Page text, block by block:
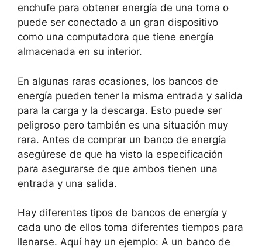
enchufe para obtener energía de una toma o
puede ser conectado a un gran dispositivo
como una computadora que tiene energía
almacenada en su interior.
En algunas raras ocasiones, los bancos de
energía pueden tener la misma entrada y salida
para la carga y la descarga. Esto puede ser
peligroso pero también es una situación muy
rara. Antes de comprar un banco de energía
asegúrese de que ha visto la especificación
para asegurarse de que ambos tienen una
entrada y una salida.
Hay diferentes tipos de bancos de energía y
cada uno de ellos toma diferentes tiempos para
llenarse. Aquí hay un ejemplo: A un banco de